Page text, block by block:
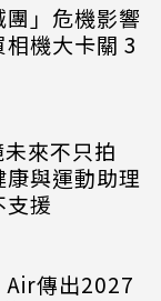
團」危機影響
機大卡關 3
來不只拍
與運動助理
支援
Air傳出2027